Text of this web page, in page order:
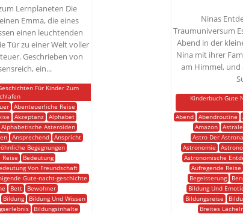
Lernplaneten Die
Emma, die eines
einen leuchtenden
Tür zu einer Welt voller
Geschrieben von
ein...
Für Kinder Zum
Abenteuerliche Reise
Akzeptanz Alphabet
Alphabetische Asteroiden
Ansprechend Anspricht
Begegnungen
Bedeutung
Von Freundschaft
Gute-nacht-geschichte
Bett
Bewohner
Bildung
Bildung Und Wissen
Bildungsinhalte
Ninas
Traumuniversum
Abend in der
Nina mit ihrer
am Himmel, und
Kinderbuch Gute
Abend Abendroutine
Amazon
Astro Der
Astronomie
Astronomische
Aufregende Reise
Begeisterung
Bildung Und
Bildungsreise
Breites